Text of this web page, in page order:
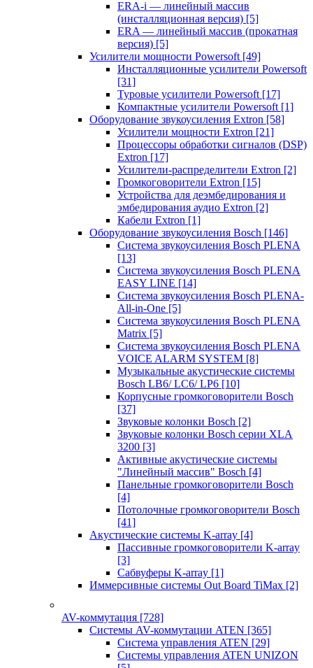
ERA-i — линейный массив
(инсталляционная версия) [5]
ERA — линейный массив (прокатная
версия) [5]
Усилители мощности Powersoft [49]
Инсталляционные усилители Powersoft
[31]
Туровые усилители Powersoft [17]
Компактные усилители Powersoft [1]
Оборудование звукоусиления Extron [58]
Усилители мощности Extron [21]
Процессоры обработки сигналов (DSP)
Extron [17]
Усилители-распределители Extron [2]
Громкоговорители Extron [15]
Устройства для деэмбедирования и
эмбедирования аудио Extron [2]
Кабели Extron [1]
Оборудование звукоусиления Bosch [146]
Система звукоусиления Bosch PLENA
[13]
Система звукоусиления Bosch PLENA
EASY LINE [14]
Система звукоусиления Bosch PLENA-
All-in-One [5]
Система звукоусиления Bosch PLENA
Matrix [5]
Система звукоусиления Bosch PLENA
VOICE ALARM SYSTEM [8]
Музыкальные акустические системы
Bosch LB6/ LC6/ LP6 [10]
Корпусные громкоговорители Bosch
[37]
Звуковые колонки Bosch [2]
Звуковые колонки Bosch серии XLA
3200 [3]
Активные акустические системы
"Линейный массив" Bosch [4]
Панельные громкоговорители Bosch
[4]
Потолочные громкоговорители Bosch
[41]
Акустические системы K-array [4]
Пассивные громкоговорители K-array
[3]
Сабвуферы K-array [1]
Иммерсивные системы Out Board TiMax [2]
AV-коммутация [728]
Системы AV-коммутации ATEN [365]
Система управления ATEN [29]
Системы управления ATEN UNIZON